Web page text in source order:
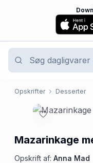
Opskrifter Desserter
Mazarinkage
Opskrift af: Anna Mad